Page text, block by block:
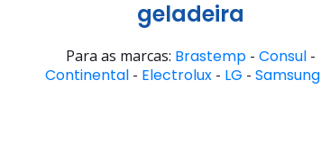
geladeira
Para as marcas: Brastemp- Consul-
Continental - Electrolux - LG - Samsung